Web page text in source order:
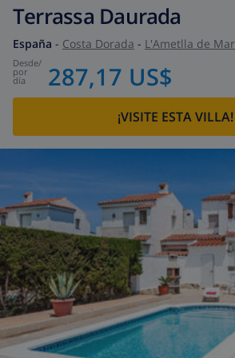
Terrassa Daurada
España - Costa Dorada - L'Ametlla de Mar
desde/
por
día 287,17 US$
¡VISITE ESTA VILLA!